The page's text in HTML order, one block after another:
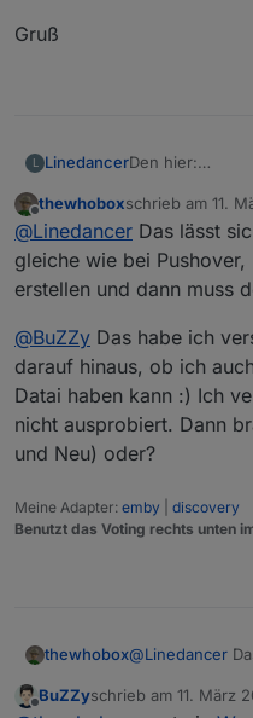
Gruß
L LinedancerDen hier:
Offline
thewhoboxschrieb am 11.
zuletzt editiert
@Linedancer Das lässt
gleiche wie bei
erstellen und dann muss
@BuZZy Das habe ich
darauf hinaus, ob ich
Datai haben kann :) Ich
nicht ausprobiert. Dann
und Neu) oder?
Meine Adapter: emby
discovery
Benutzt das Voting rechts unten
thewhobox@Linedancer
Request
@ BuZZy Das
Offline
BuZZyschrieb am 11. März
zuletzt editiert von